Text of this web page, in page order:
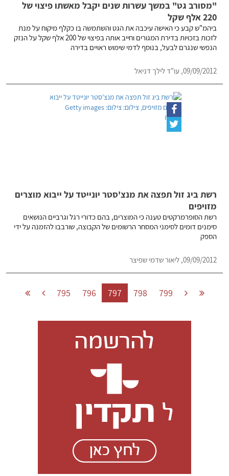
"מסורב גט" במשך עשרות שנים יקבל מאשתו פיצוי של
220 אלף שקל
ביהמ"ש קבע כי האישה עיכבה את הגט והשתמשה בו כקלף מיקוח על מנת
לזכות בזכויות בדירת המגורים וחייב אותה בפיצוי של 200 אלף שקל על הנזק
הנפשי שנגרם לבעל, בנוסף לדמי שימוש ראויים בדירה
09/09/2012, עו"ד לילך דניאל
רשת ביג זול תפצה את מנצ'סטר יונייטד על ייבוא מוצרים
מזויפים
רשת הסופרמרקטים טענה כי המוצרים, בהם כדורי רגל וגרביים הנושאים
סימנים דומים לסימני המסחר הרשומים של הקבוצה, שורבבו להזמנה על ידי
הספק
09/09/2012, ליאור שדמי שפיצר
795 796 797 798 799